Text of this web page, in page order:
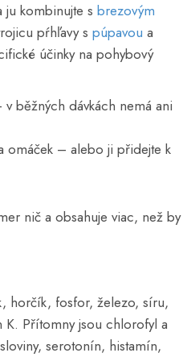
kombinujte s brezovým
pŕhľavy s púpavou a
účinky na pohybový
běžných dávkách nemá ani
omáček – alebo ji přidejte k
nič a obsahuje viac, než by
horčík, fosfor, železo, síru,
K. Přítomny jsou chlorofyl a
serotonín, histamín,